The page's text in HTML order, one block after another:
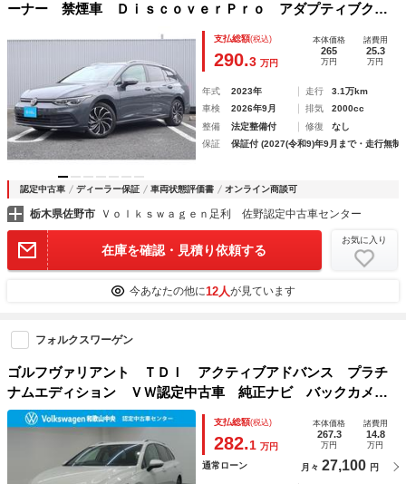
ーナー 禁煙車 ＤｉｓｃｏｖｅｒＰｒｏ アダプティブクル
ーズコントロール レーンキープアシストシステム ＬＥＤマ
トリックスヘッドライトＩＱ．ＬＩＧＨＴ
支払総額(税込)
290.3 万円
本体価格
265
万円
諸費用
25.3
万円
年式 2023年 走行
3.1万km
車検
2026年9月 排気
2000cc
整備
法定整備付 修復
なし
保証
保証付 (2027(令和9)年9月まで・走行無制
認定中古車 ディーラー保証 車両状態評価書 オンライン商談可
栃木県佐野市 Ｖｏｌｋｓｗａｇｅｎ足利 佐野認定中古車センター
在庫を確認・見積り依頼する
お気に入り
今あなたの他に12人が見ています
フォルクスワーゲン
ゴルフヴァリアント ＴＤＩ アクティブアドバンス プラチ
ナムエディション ＶＷ認定中古車 純正ナビ バックカメ
ラ ブラインドスポットモニター Ｂｌｕｅｔｏｏｔｈ デジ
タルメーター ＬＥＤヘッドライト ＥＴＣ２．０ クルーズ
コントロール スペアキー 純正アルミホイール
支払総額(税込)
282.1 万円
本体価格
267.3
万円
諸費用
14.8
万円
通常ローン 月々 27,100 円